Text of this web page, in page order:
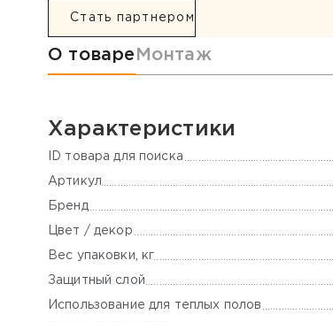
Стать партнером
Информация о товаре
О товаре Монтаж
Характеристики
ID товара для поиска
Артикул
Бренд
Цвет / декор
Вес упаковки, кг
Защитный слой
Использование для теплых полов